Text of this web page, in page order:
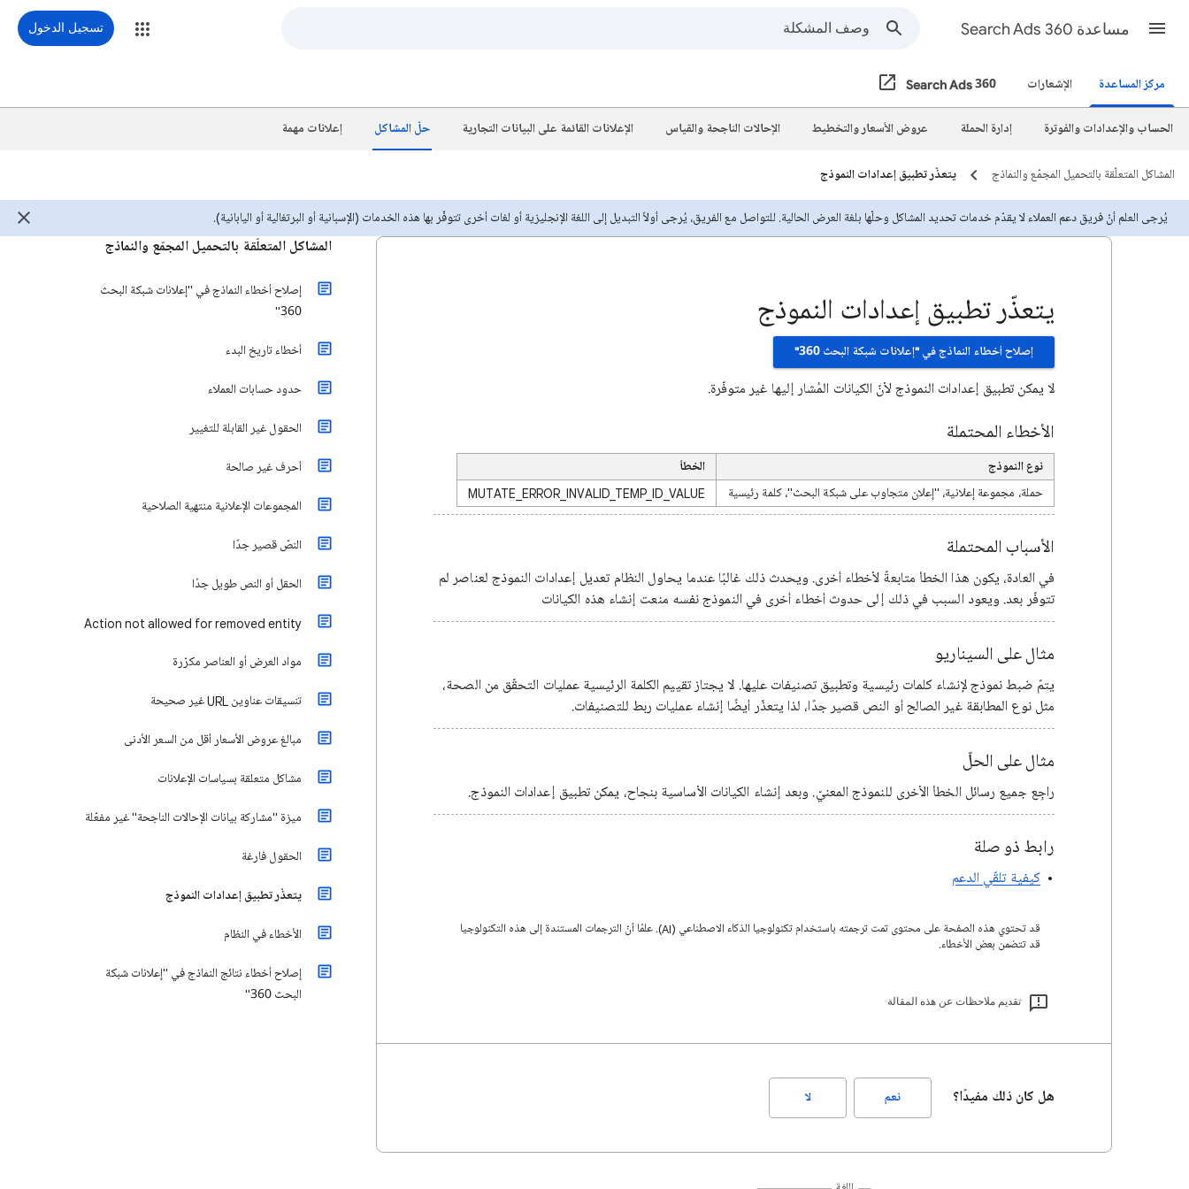
مساعدة Search Ads 360 تسجيل الدخول
مركز المساعدة الإشعارات Search Ads 360
الحساب والإعدادات والفوترة إدارة الحملة عروض الأسعار والتخطيط الإحالات الناجحة والقياس الإعلانات القائمة على البيانات التجارية حلّ المشاكل إعلانات مهمة
المشاكل المتعلّقة بالتحميل المجمّع والنماذج يتعذّر تطبيق إعدادات النموذج
يُرجى العلم أنّ فريق دعم العملاء لا يقدّم خدمات تحديد المشاكل وحلّها بلغة العرض الحالية. للتواصل مع الفريق، يُرجى أولاً التبديل إلى اللغة الإنجليزية أو لغات أخرى تتوفّر بها هذه الخدمات (الإسبانية أو البرتغالية أو اليابانية).
يتعذّر تطبيق إعدادات النموذج
إصلاح أخطاء النماذج في "إعلانات شبكة البحث 360"
لا يمكن تطبيق إعدادات النموذج لأنّ الكيانات المُشار إليها غير متوفّرة.
الأخطاء المحتملة
نوع النموذج
الخطأ
حملة، مجموعة إعلانية، "إعلان متجاوب على شبكة البحث"، كلمة رئيسية
MUTATE_ERROR_INVALID_TEMP_ID_VALUE
الأسباب المحتملة
في العادة، يكون هذا الخطأ متابعةً لأخطاء أخرى. ويحدث ذلك غالبًا عندما يحاول النظام تعديل إعدادات النموذج لعناصر لم
تتوفّر بعد. ويعود السبب في ذلك إلى حدوث أخطاء أخرى في النموذج نفسه منعت إنشاء هذه الكيانات
مثال على السيناريو
يتمّ ضبط نموذج لإنشاء كلمات رئيسية وتطبيق تصنيفات عليها. لا يجتاز تقييم الكلمة الرئيسية عمليات التحقّق من الصحة،
مثل نوع المطابقة غير الصالح أو النص قصير جدًا، لذا يتعذّر أيضًا إنشاء عمليات ربط للتصنيفات.
مثال على الحلّ
راجِع جميع رسائل الخطأ الأخرى للنموذج المعنيّ. وبعد إنشاء الكيانات الأساسية بنجاح، يمكن تطبيق إعدادات النموذج.
رابط ذو صلة
كيفية تلقّي الدعم
قد تحتوي هذه الصفحة على محتوى تمت ترجمته باستخدام تكنولوجيا الذكاء الاصطناعي (AI). علمًا أنّ الترجمات المستندة إلى هذه التكنولوجيا
قد تتضمن بعض الأخطاء.
تقديم ملاحظات عن هذه المقالة
هل كان ذلك مفيدًا؟ نعم لا
المشاكل المتعلّقة بالتحميل المجمّع والنماذج
إصلاح أخطاء النماذج في "إعلانات شبكة البحث
360"
أخطاء تاريخ البدء
حدود حسابات العملاء
الحقول غير القابلة للتغيير
أحرف غير صالحة
المجموعات الإعلانية منتهية الصلاحية
النصّ قصير جدًا
الحقل أو النص طويل جدًا
Action not allowed for removed entity
مواد العرض أو العناصر مكرّرة
تنسيقات عناوين URL غير صحيحة
مبالغ عروض الأسعار أقل من السعر الأدنى
مشاكل متعلقة بسياسات الإعلانات
ميزة "مشاركة بيانات الإحالات الناجحة" غير مفعّلة
الحقول فارغة
يتعذّر تطبيق إعدادات النموذج
الأخطاء في النظام
إصلاح أخطاء نتائج النماذج في "إعلانات شبكة
البحث 360"